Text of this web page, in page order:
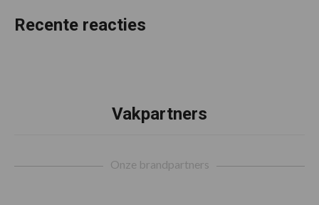
Recente reacties
Vakpartners
Onze brandpartners